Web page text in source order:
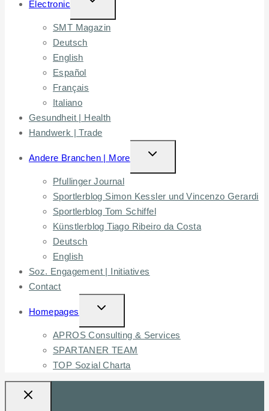
Electronic
CHILD
MENU
SMT Magazin
Deutsch
English
Español
Français
Italiano
Gesundheit | Health
Handwerk | Trade
Andere Branchen | More
TOGGLE
CHILD
Pfullinger Journal
Sportlerblog Simon Kessler und Vincenzo Gerardi
Sportlerblog Tom Schiffel
Künstlerblog Tiago Ribeiro da Costa
Deutsch
English
Soz. Engagement | Initiatives
Contact
Homepages
TOGGLE
CHILD
MENU
APROS Consulting & Services
SPARTANER TEAM
TOP Sozial Charta